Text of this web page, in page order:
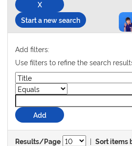
Start a new search
Add filters:
Use filters to refine the search
Results/Page | Sort items